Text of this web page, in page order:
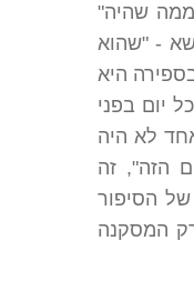
שהיה"
- "שהוא
היא
יום בפני
לא היה
הזה", זה
הסיפור
המסקנה